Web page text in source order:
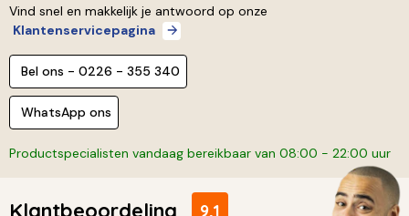
Vind snel en makkelijk je antwoord op onze
Klantenservicepagina
Bel ons - 0226 - 355 340
WhatsApp ons
Productspecialisten vandaag bereikbaar van 08:00 - 22:00 uur
Klantbeoordeling 9,1